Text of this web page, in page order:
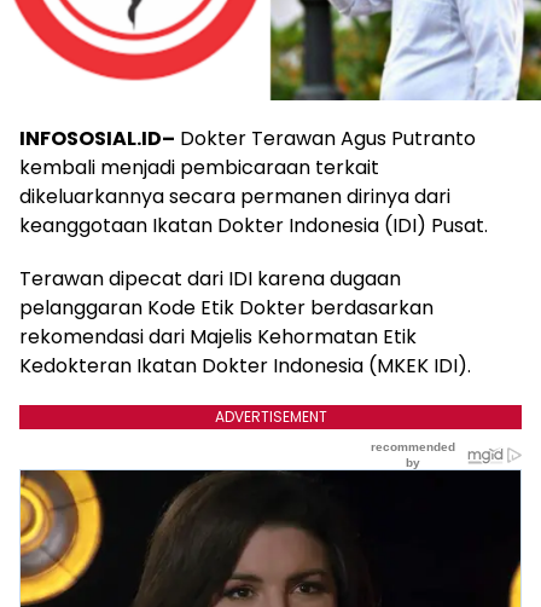
INFOSOSIAL.ID– Dokter Terawan Agus Putranto
kembali menjadi pembicaraan terkait
dikeluarkannya secara permanen dirinya dari
keanggotaan Ikatan Dokter Indonesia (IDI) Pusat.
Terawan dipecat dari IDI karena dugaan
pelanggaran Kode Etik Dokter berdasarkan
rekomendasi dari Majelis Kehormatan Etik
Kedokteran Ikatan Dokter Indonesia (MKEK IDI).
ADVERTISEMENT